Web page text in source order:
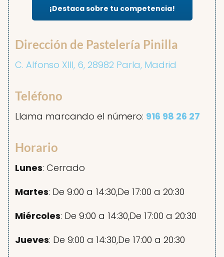
¡Destaca sobre tu competencia!
Dirección de Pastelería Pinilla
C. Alfonso XIII, 6, 28982 Parla, Madrid
Teléfono
Llama marcando el número: 916 98 26 27
Horario
Lunes: Cerrado
Martes: De 9:00 a 14:30,De 17:00 a 20:30
Miércoles: De 9:00 a 14:30,De 17:00 a 20:30
Jueves: De 9:00 a 14:30,De 17:00 a 20:30